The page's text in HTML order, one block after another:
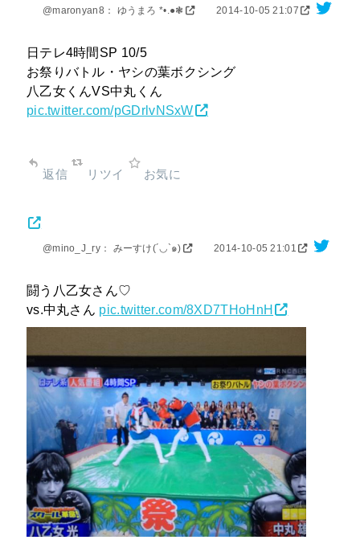
@maronyan8： ゆうまろ *•.●❃ 2014-10-05 21:07
日テレ4時間SP 10/5
お祭りバトル・ヤシの葉ボクシング
八乙女くんVS中丸くん
pic.twitter.com/pGDrlvNSxW
返信 リツイ お気に
@mino_J_ry： みーすけ(´◡`๑) 2014-10-05 21:01
闘う八乙女さん♡
vs.中丸さん pic.twitter.com/8XD7THoHnH